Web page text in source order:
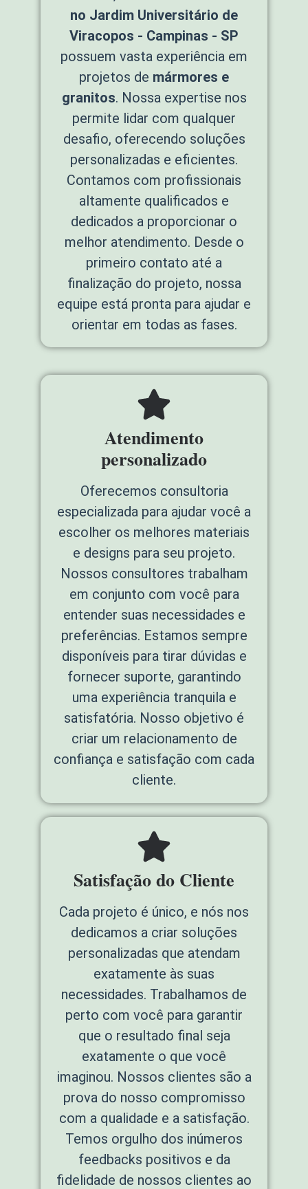
no Jardim Universitário de
Viracopos - Campinas - SP
possuem vasta experiência em
projetos de mármores e
granitos. Nossa expertise nos
permite lidar com qualquer
desafio, oferecendo soluções
personalizadas e eficientes.
Contamos com profissionais
altamente qualificados e
dedicados a proporcionar o
melhor atendimento. Desde o
primeiro contato até a
finalização do projeto, nossa
equipe está pronta para ajudar e
orientar em todas as fases.
Atendimento
personalizado
Oferecemos consultoria
especializada para ajudar você a
escolher os melhores materiais
e designs para seu projeto.
Nossos consultores trabalham
em conjunto com você para
entender suas necessidades e
preferências. Estamos sempre
disponíveis para tirar dúvidas e
fornecer suporte, garantindo
uma experiência tranquila e
satisfatória. Nosso objetivo é
criar um relacionamento de
confiança e satisfação com cada
cliente.
Satisfação do Cliente
Cada projeto é único, e nós nos
dedicamos a criar soluções
personalizadas que atendam
exatamente às suas
necessidades. Trabalhamos de
perto com você para garantir
que o resultado final seja
exatamente o que você
imaginou. Nossos clientes são a
prova do nosso compromisso
com a qualidade e a satisfação.
Temos orgulho dos inúmeros
feedbacks positivos e da
fidelidade de nossos clientes ao